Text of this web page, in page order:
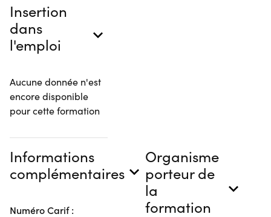
Insertion
dans
l'emploi
Aucune donnée n'est
encore disponible
pour cette formation
Informations
complémentaires
Numéro Carif :
Organisme
porteur de
la
formation